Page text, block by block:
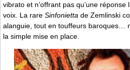
vibrato et n’offrant pas qu’une
voix. La rare Sinfonietta de Zemlinski
alanguie, tout en touffeurs baroques…
la simple mise en place.